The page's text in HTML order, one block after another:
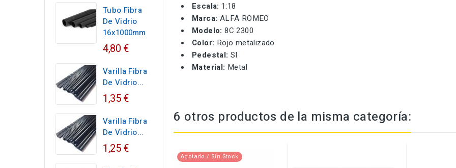
Tubo Fibra
De Vidrio
16x1000mm
4,80 €
Varilla Fibra
De Vidrio...
1,35 €
Varilla Fibra
De Vidrio...
1,25 €
Escala: 1:18
Marca: ALFA ROMEO
Modelo: 8C 2300
Color: Rojo metalizado
Pedestal: SI
Material: Metal
6 otros productos de la misma categoría:
Agotado / Sin Stock